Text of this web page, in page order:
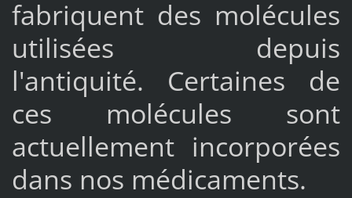
fabriquent des molécules
utilisées depuis
l'antiquité. Certaines de
ces molécules sont
actuellement incorporées
dans nos médicaments.